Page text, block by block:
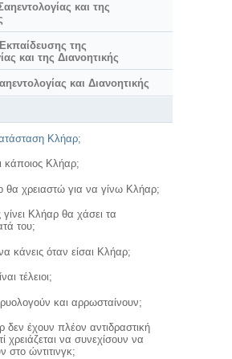
και της
της
και της Διανοητικής
και Διανοητικής
Κλήαρ;
κάποιος Κλήαρ;
θα χρειαστώ για να γίνω Κλήαρ;
Κλήαρ θα χάσει τα
του;
κάνεις όταν είσαι Κλήαρ;
τέλειοι;
και αρρωσταίνουν;
δεν έχουν πλέον αντιδραστική
χρειάζεται να συνεχίσουν να
στο ώντιτινγκ;